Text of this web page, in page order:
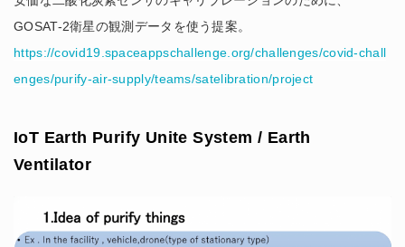
GOSAT-2衛星の観測データを使う提案。
https://covid19.spaceappschallenge.org/challenges/covid-chall
enges/purify-air-supply/teams/satelibration/project
IoT Earth Purify Unite System / Earth
Ventilator